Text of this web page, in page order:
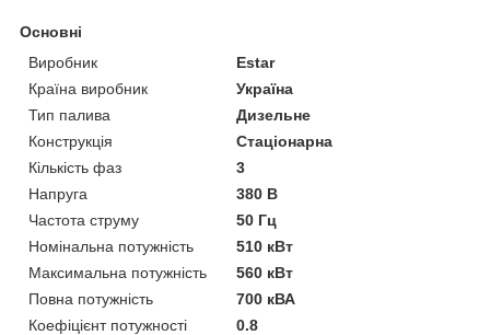
Основні
Виробник
Estar
Країна виробник
Україна
Тип палива
Дизельне
Конструкція
Стаціонарна
Кількість фаз
3
Напруга
380 В
Частота струму
50 Гц
Номінальна потужність
510 кВт
Максимальна потужність
560 кВт
Повна потужність
700 кВА
Коефіцієнт потужності
0.8